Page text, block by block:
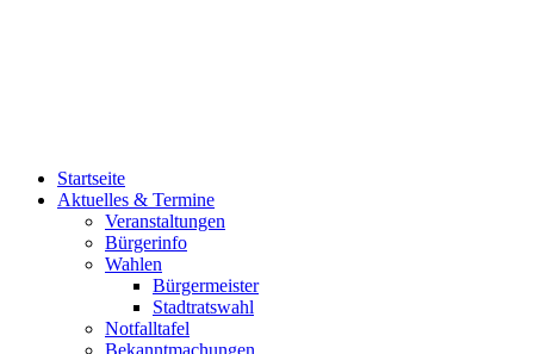
Startseite
Aktuelles & Termine
Veranstaltungen
Bürgerinfo
Wahlen
Bürgermeister
Stadtratswahl
Notfalltafel
Bekanntmachungen